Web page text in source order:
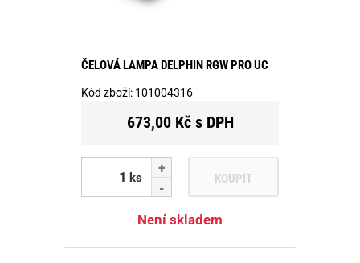
ČELOVÁ LAMPA DELPHIN RGW PRO UC
Kód zboží: 101004316
673,00 Kč s DPH
ks KOUPIT
Není skladem